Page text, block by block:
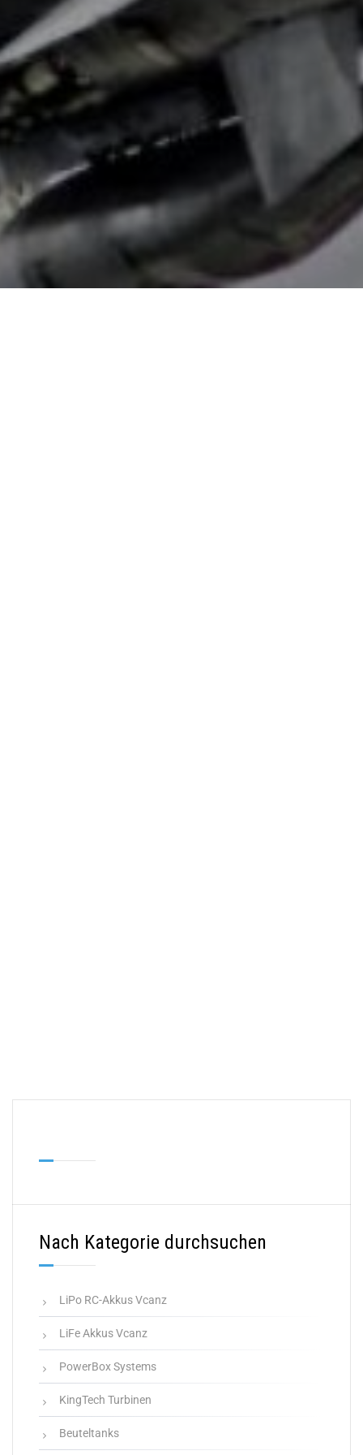
Nach Kategorie durchsuchen
LiPo RC-Akkus Vcanz
LiFe Akkus Vcanz
PowerBox Systems
KingTech Turbinen
Beuteltanks